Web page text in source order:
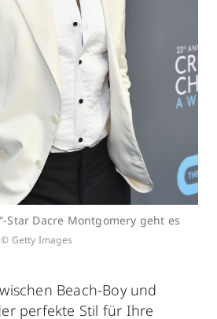
Star Dacre Montgomery geht es
© Getty Images
Beach-Boy und
perfekte Stil für Ihre